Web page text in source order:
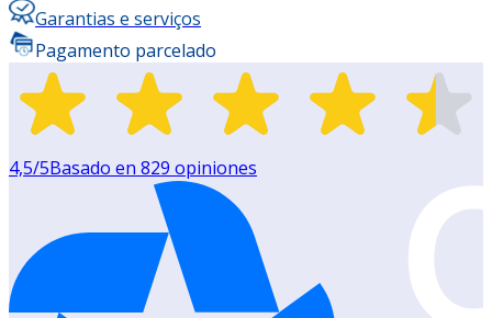
Garantias e serviços
Pagamento parcelado
4,5/5Basado en 829 opiniones